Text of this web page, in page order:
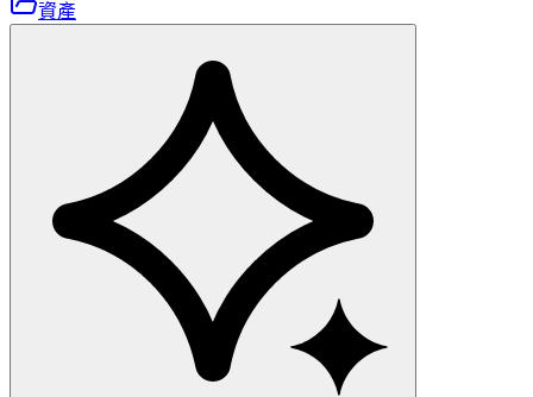
資產